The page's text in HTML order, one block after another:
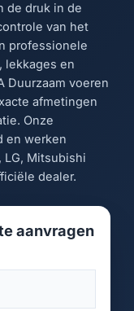
de druk in de
van het
professionele
lekkages en
Duurzaam voeren
afmetingen
Onze
en werken
Mitsubishi
dealer.
aanvragen